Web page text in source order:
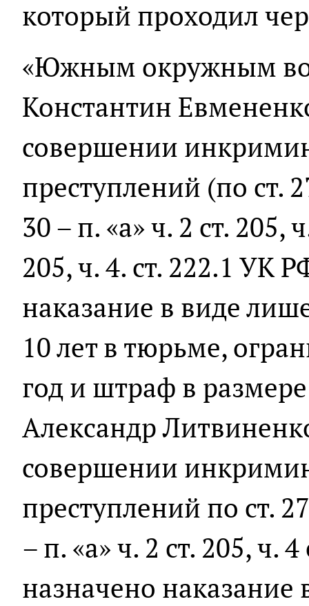
который проходил
«Южным окружным
Константин
совершении
преступлений (по ст.
30 – п. «а» ч. 2 ст. 205,
205, ч. 4. ст. 222.1 УК
наказание в виде
10 лет в тюрьме,
год и штраф в
Александр
совершении
преступлений по ст.
– п. «а» ч. 2 ст. 205, ч.
назначено